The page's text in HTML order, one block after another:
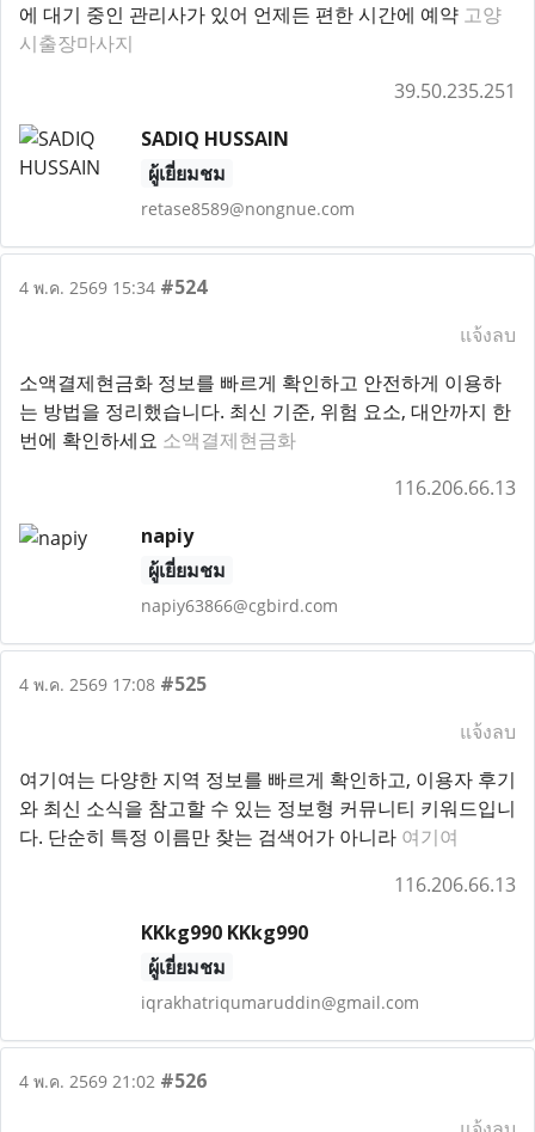
에 대기 중인 관리사가 있어 언제든 편한 시간에 예약 고양
시출장마사지
39.50.235.251
SADIQ HUSSAIN
ผู้เยี่ยมชม
retase8589@nongnue.com
4 พ.ค. 2569 15:34 #524
แจ้งลบ
소액결제현금화 정보를 빠르게 확인하고 안전하게 이용하
는 방법을 정리했습니다. 최신 기준, 위험 요소, 대안까지 한
번에 확인하세요 소액결제현금화
116.206.66.13
napiy
ผู้เยี่ยมชม
napiy63866@cgbird.com
4 พ.ค. 2569 17:08 #525
แจ้งลบ
여기여는 다양한 지역 정보를 빠르게 확인하고, 이용자 후기
와 최신 소식을 참고할 수 있는 정보형 커뮤니티 키워드입니
다. 단순히 특정 이름만 찾는 검색어가 아니라 여기여
116.206.66.13
KKkg990 KKkg990
ผู้เยี่ยมชม
iqrakhatriqumaruddin@gmail.com
4 พ.ค. 2569 21:02 #526